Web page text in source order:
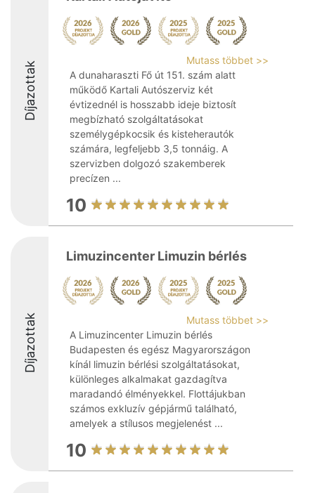
Díjazottak
Mutass többet >>
A dunaharaszti Fő út 151. szám alatt
működő Kartali Autószerviz két
évtizednél is hosszabb ideje biztosít
megbízható szolgáltatásokat
személygépkocsik és kisteherautók
számára, legfeljebb 3,5 tonnáig. A
szervizben dolgozó szakemberek
precízen ...
10
Díjazottak
Limuzincenter Limuzin bérlés
Mutass többet >>
A Limuzincenter Limuzin bérlés
Budapesten és egész Magyarországon
kínál limuzin bérlési szolgáltatásokat,
különleges alkalmakat gazdagítva
maradandó élményekkel. Flottájukban
számos exkluzív gépjármű található,
amelyek a stílusos megjelenést ...
10